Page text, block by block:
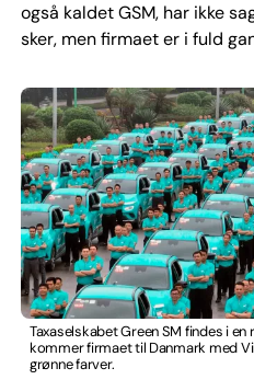
også kaldet GSM, har ikke
sker, men firmaet er i fuld
Taxaselskabet Green SM findes i
kommer firmaet til Danmark med
grønne farver.